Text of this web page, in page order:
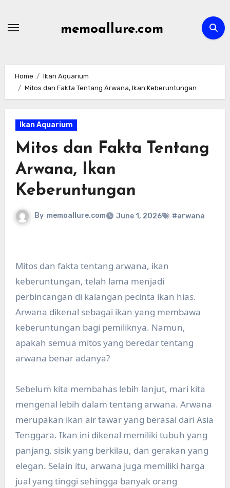
memoallure.com
Home
Ikan Aquarium
Mitos dan Fakta Tentang Arwana, Ikan Keberuntungan
Ikan Aquarium
Mitos dan Fakta Tentang
Arwana, Ikan
Keberuntungan
By memoallure.com June 1, 2026 #arwana
Mitos dan fakta tentang arwana, ikan
keberuntungan, telah lama menjadi
perbincangan di kalangan pecinta ikan hias.
Arwana dikenal sebagai ikan yang membawa
keberuntungan bagi pemiliknya. Namun,
apakah semua mitos yang beredar tentang
arwana benar adanya?
Sebelum kita membahas lebih lanjut, mari kita
mengenal lebih dalam tentang arwana. Arwana
merupakan ikan air tawar yang berasal dari Asia
Tenggara. Ikan ini dikenal memiliki tubuh yang
panjang, sisik yang berkilau, dan gerakan yang
elegan. Selain itu, arwana juga memiliki harga
jual yang tinggi sehingga banyak orang